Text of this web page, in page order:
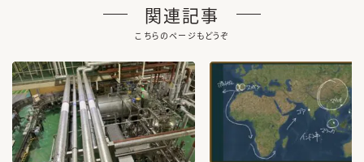
関連記事
こちらのページもどうぞ